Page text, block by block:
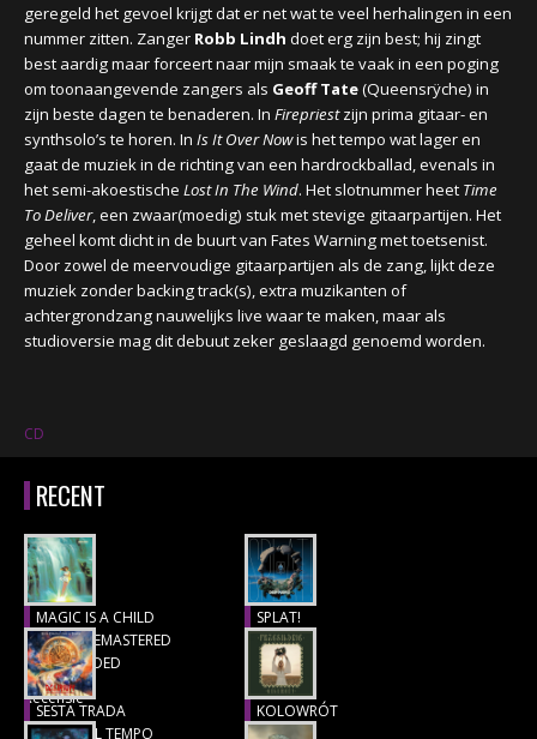
geregeld het gevoel krijgt dat er net wat te veel herhalingen in een
nummer zitten. Zanger Robb Lindh doet erg zijn best; hij zingt
best aardig maar forceert naar mijn smaak te vaak in een poging
om toonaangevende zangers als Geoff Tate(Queensrÿche) in
zijn beste dagen te benaderen. In Firepriestzijn prima gitaar- en
synthsolo’s te horen. In Is It Over Nowis het tempo wat lager en
gaat de muziek in de richting van een hardrockballad, evenals in
het semi-akoestische Lost In The Wind. Het slotnummer heet Time
To Deliver, een zwaar(moedig) stuk met stevige gitaarpartijen. Het
geheel komt dicht in de buurt van Fates Warning met toetsenist.
Door zowel de meervoudige gitaarpartijen als de zang, lijkt deze
muziek zonder backing track(s), extra muzikanten of
achtergrondzang nauwelijks live waar te maken, maar als
studioversie mag dit debuut zeker geslaagd genoemd worden.
CD
RECENT
MAGIC IS A CHILD
(1977), REMASTERED
& EXTENDED
Recensie
SPLAT!
Recensie
SESTA TRADA
LUNGO IL TEMPO
KOLOWRÓT